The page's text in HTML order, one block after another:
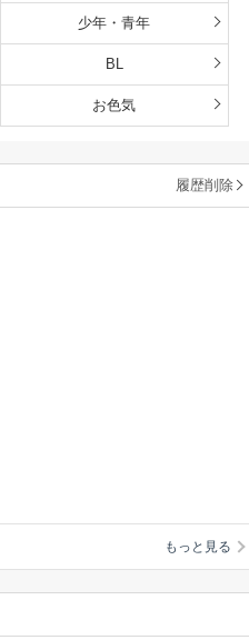
少年・青年
BL
お色気
履歴削除
もっと見る